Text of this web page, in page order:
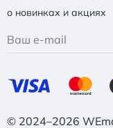
о новинках и акциях
© 2024–2026